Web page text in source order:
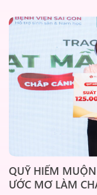
QUỸ HIẾM
ƯỚC MƠ LÀM